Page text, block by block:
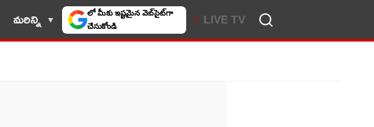
మరిన్ని 10TV సెలెక్ట్ చేసుకోండి LIVE TV